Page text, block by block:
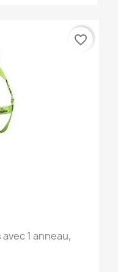
1 anneau,
favorite_border